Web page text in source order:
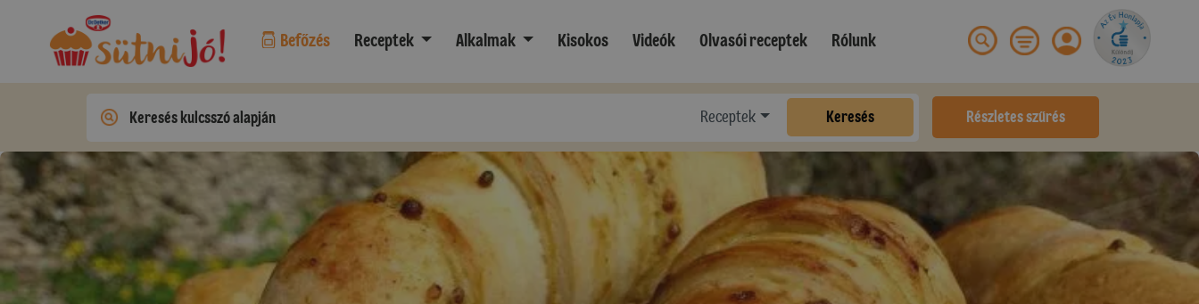
Befőzés Receptek Alkalmak Kisokos Videók Olvasói receptek Rólunk
Receptek Keresés Részletes szűrés